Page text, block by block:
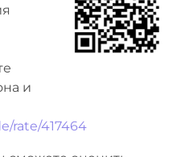
и
rate/417464